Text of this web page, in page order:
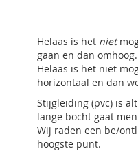
Helaas is het niet
gaan en dan omhoog.
Helaas is het niet
horizontaal en dan
Stijgleiding (pvc) is
lange bocht gaat
Wij raden een be/
hoogste punt.